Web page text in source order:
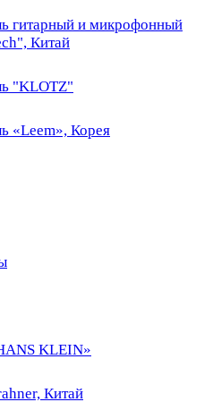
гитарный и микрофонный
Китай
"KLOTZ"
«Leem», Корея
KLEIN»
Китай